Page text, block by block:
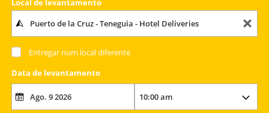
Entregar num local diferente
Data de levantamento